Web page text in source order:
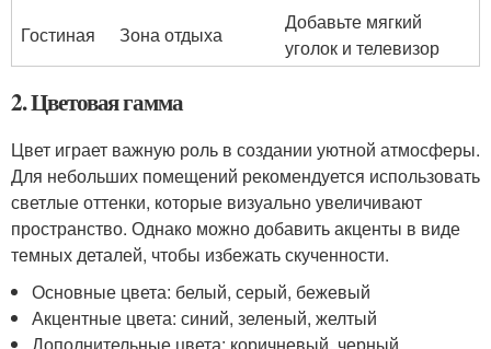
Гостиная Зона отдыха
Добавьте мягкий
уголок и телевизор
2. Цветовая гамма
Цвет играет важную роль в создании уютной атмосферы.
Для небольших помещений рекомендуется использовать
светлые оттенки, которые визуально увеличивают
пространство. Однако можно добавить акценты в виде
темных деталей, чтобы избежать скученности.
Основные цвета: белый, серый, бежевый
Акцентные цвета: синий, зеленый, желтый